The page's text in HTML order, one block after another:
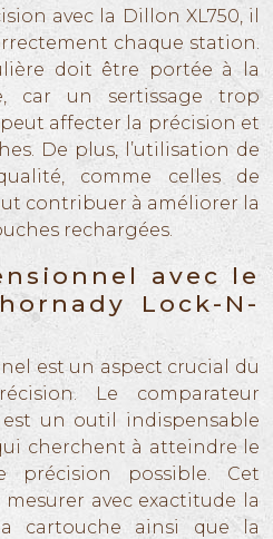
avec la Dillon XL750, il
chaque station.
doit être portée à la
car un sertissage trop
affecter la précision et
De plus, l’utilisation de
comme celles de
contribuer à améliorer la
rechargées.
avec le
Lock-N-
est un aspect crucial du
Le comparateur
est un outil indispensable
cherchent à atteindre le
précision possible. Cet
avec exactitude la
cartouche ainsi que la